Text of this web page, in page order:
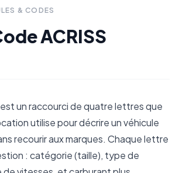
& CODES
ACRISS
un raccourci de quatre lettres que
utilise pour décrire un véhicule
recourir aux marques. Chaque lettre
: catégorie (taille), type de